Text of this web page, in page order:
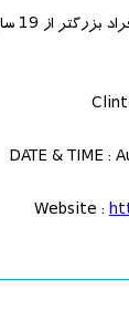
ساعت 7:30 عصر شروع میشود.
DATE & TIME
Website :